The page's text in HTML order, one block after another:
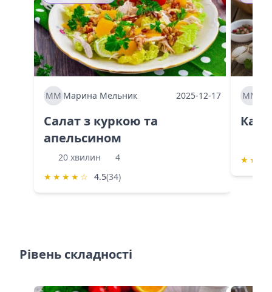
ММ Марина Мельник 2025-12-17
Салат з куркою та
апельсином
20 хвилин
4
★ ★ ★ ★ ☆ 4.5(34)
ММ
★ ★
Рівень складності